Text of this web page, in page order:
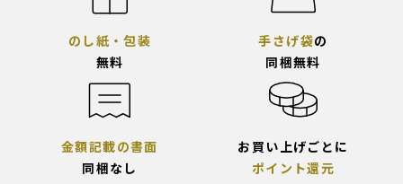
のし紙・包装
無料
手さげ袋の
同梱無料
金額記載の書面
同梱なし
お買い上げごとに
ポイント還元